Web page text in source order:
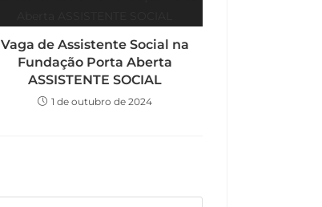
Vaga de Assistente Social na
Fundação Porta Aberta
ASSISTENTE SOCIAL
1 de outubro de 2024